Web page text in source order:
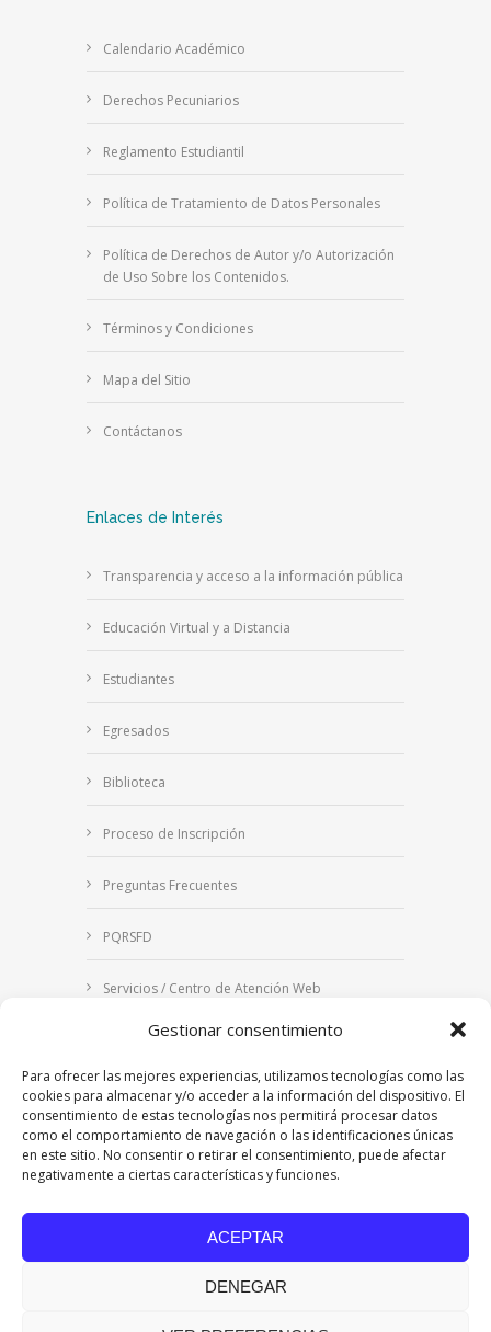
Gestionar consentimiento
Para ofrecer las mejores experiencias, utilizamos tecnologías como las
cookies para almacenar y/o acceder a la información del dispositivo. El
consentimiento de estas tecnologías nos permitirá procesar datos
como el comportamiento de navegación o las identificaciones únicas
en este sitio. No consentir o retirar el consentimiento, puede afectar
negativamente a ciertas características y funciones.
ACEPTAR
DENEGAR
Calendario Académico
Derechos Pecuniarios
Reglamento Estudiantil
Política de Tratamiento de Datos Personales
Política de Derechos de Autor y/o Autorización
de Uso Sobre los Contenidos.
Términos y Condiciones
Mapa del Sitio
Contáctanos
Enlaces de Interés
Transparencia y acceso a la información pública
Educación Virtual y a Distancia
Estudiantes
Egresados
Biblioteca
Proceso de Inscripción
Preguntas Frecuentes
PQRSFD
Servicios / Centro de Atención Web
Correo Institucional
Notificaciones judiciales
| Personería Jurídica Resolución
7542 de mayo de 1982
Acreditación Institucional en Alta Calidad